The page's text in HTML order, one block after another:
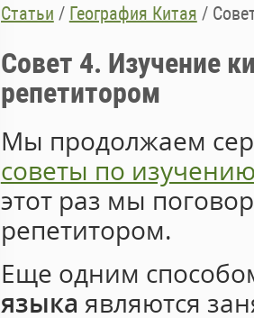
Статьи / География Китая /
Совет 4. Изучение
репетитором
Мы продолжаем
советы по
этот раз мы
репетитором.
Еще одним
языка являются